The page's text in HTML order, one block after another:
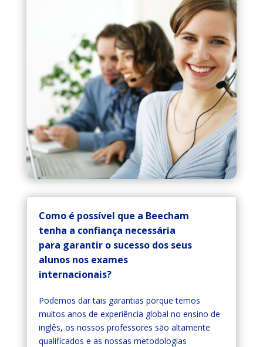
Como é possível que a Beecham
tenha a confiança necessária
para garantir o sucesso dos seus
alunos nos exames
internacionais?
Podemos dar tais garantias porque temos
muitos anos de experiência global no ensino de
inglês, os nossos professores são altamente
qualificados e as nossas metodologias